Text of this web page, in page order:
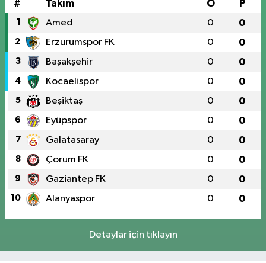
# Takım O P
1 Amed 0 0
2 Erzurumspor FK 0 0
3 Başakşehir 0 0
4 Kocaelispor 0 0
5 Beşiktaş 0 0
6 Eyüpspor 0 0
7 Galatasaray 0 0
8 Çorum FK 0 0
9 Gaziantep FK 0 0
10 Alanyaspor 0 0
Detaylar için tıklayın